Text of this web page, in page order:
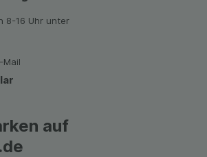
beachten Sie, dass Daten
an Dritte wie z.B. Google oder
8-16 Uhr unter
Mail
auf